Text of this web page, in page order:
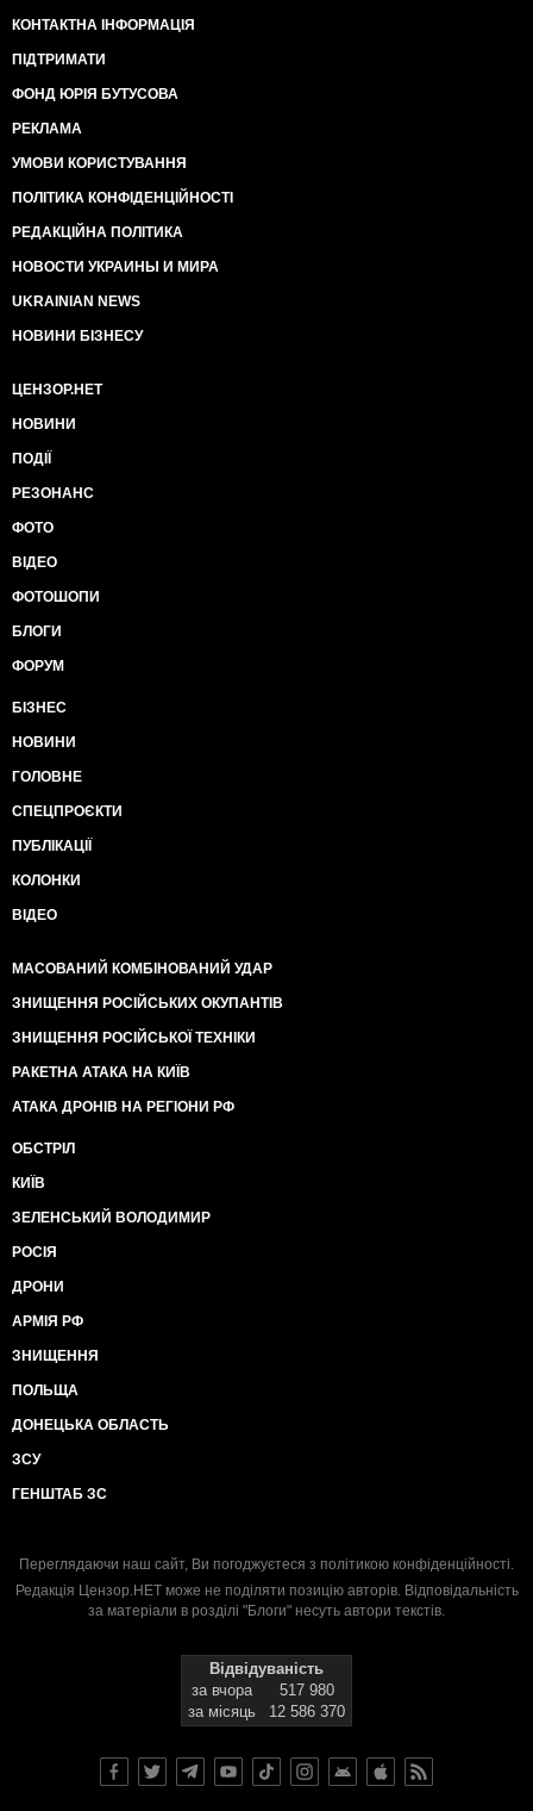
КОНТАКТНА ІНФОРМАЦІЯ
ПІДТРИМАТИ
ФОНД ЮРІЯ БУТУСОВА
РЕКЛАМА
УМОВИ КОРИСТУВАННЯ
ПОЛІТИКА КОНФІДЕНЦІЙНОСТІ
РЕДАКЦІЙНА ПОЛІТИКА
НОВОСТИ УКРАИНЫ И МИРА
UKRAINIAN NEWS
НОВИНИ БІЗНЕСУ
ЦЕНЗОР.НЕТ
НОВИНИ
ПОДІЇ
РЕЗОНАНС
ФОТО
ВІДЕО
ФОТОШОПИ
БЛОГИ
ФОРУМ
БІЗНЕС
НОВИНИ
ГОЛОВНЕ
СПЕЦПРОЄКТИ
ПУБЛІКАЦІЇ
КОЛОНКИ
ВІДЕО
МАСОВАНИЙ КОМБІНОВАНИЙ УДАР
ЗНИЩЕННЯ РОСІЙСЬКИХ ОКУПАНТІВ
ЗНИЩЕННЯ РОСІЙСЬКОЇ ТЕХНІКИ
РАКЕТНА АТАКА НА КИЇВ
АТАКА ДРОНІВ НА РЕГІОНИ РФ
ОБСТРІЛ
КИЇВ
ЗЕЛЕНСЬКИЙ ВОЛОДИМИР
РОСІЯ
ДРОНИ
АРМІЯ РФ
ЗНИЩЕННЯ
ПОЛЬЩА
ДОНЕЦЬКА ОБЛАСТЬ
ЗСУ
ГЕНШТАБ ЗС
Переглядаючи наш сайт, Ви погоджуєтеся з політикою конфіденційності.
Редакція Цензор.НЕТ може не поділяти позицію авторів. Відповідальність
за матеріали в розділі "Блоги" несуть автори текстів.
Відвідуваність
за вчора
517 980
за місяць
12 586 370